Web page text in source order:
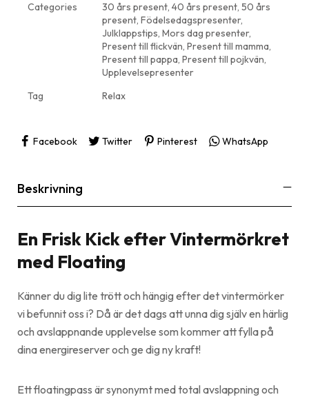
Categories 30 års present, 40 års present, 50 års
present, Födelsedagspresenter,
Julklappstips, Mors dag presenter,
Present till flickvän, Present till mamma,
Present till pappa, Present till pojkvän,
Upplevelsepresenter
Tag
Relax
Facebook Twitter Pinterest WhatsApp
Beskrivning
En Frisk Kick efter Vintermörkret
med Floating
Känner du dig lite trött och hängig efter det vintermörker
vi befunnit oss i? Då är det dags att unna dig själv en härlig
och avslappnande upplevelse som kommer att fylla på
dina energireserver och ge dig ny kraft!
Ett floatingpass är synonymt med total avslappning och